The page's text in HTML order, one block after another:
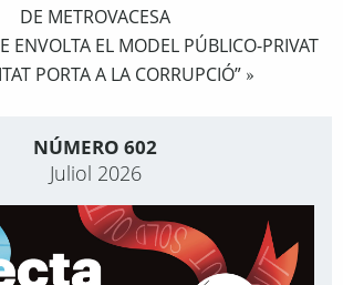
DE METROVACESA
ENVOLTA EL MODEL PÚBLICO-PRIVAT
PORTA A LA CORRUPCIÓ” »
NÚMERO 602
Juliol 2026